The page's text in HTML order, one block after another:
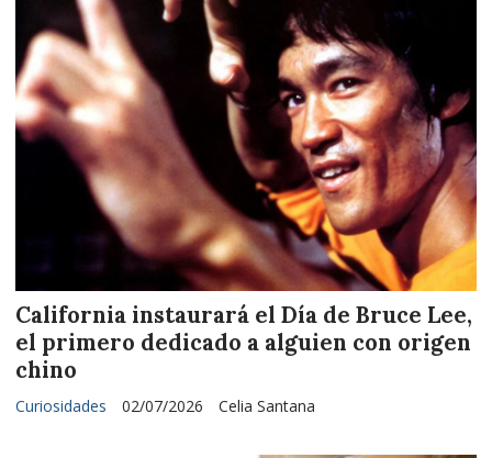
California instaurará el Día de Bruce Lee,
el primero dedicado a alguien con origen
chino
Celia Santana
Curiosidades 02/07/2026